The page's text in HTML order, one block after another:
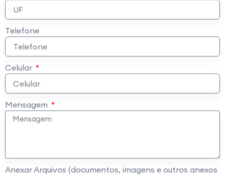
Telefone
Celular
Mensagem
Anexar Arquivos (documentos, imagens e outros anexos